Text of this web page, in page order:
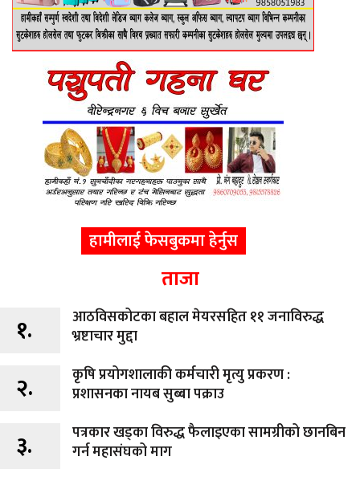
हामीलाई फेसबुकमा हेर्नुस
ताजा
१.
आठविसकोटका बहाल मेयरसहित ११ जनाविरुद्ध
भ्रष्टाचार मुद्दा
२.
कृषि प्रयोगशालाकी कर्मचारी मृत्यु प्रकरण :
प्रशासनका नायब सुब्बा पक्राउ
३.
पत्रकार खड्का विरुद्ध फैलाइएका सामग्रीको छानबिन
गर्न महासंघको माग